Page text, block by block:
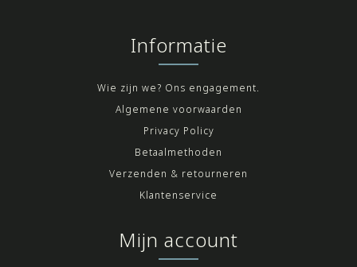
Informatie
Wie zijn we? Ons engagement.
Algemene voorwaarden
Privacy Policy
Betaalmethoden
Verzenden & retourneren
Klantenservice
Mijn account